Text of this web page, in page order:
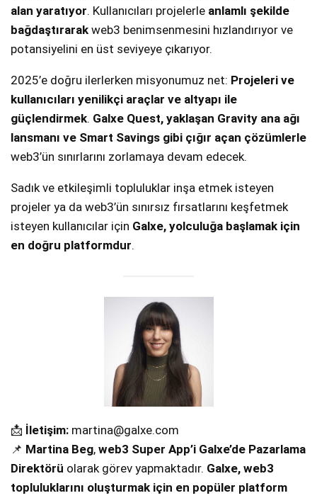
alan yaratıyor. Kullanıcıları projelerle anlamlı şekilde
bağdaştırarak web3 benimsenmesini hızlandırıyor ve
potansiyelini en üst seviyeye çıkarıyor.
2025’e doğru ilerlerken misyonumuz net: Projeleri ve
kullanıcıları yenilikçi araçlar ve altyapı ile
güçlendirmek. Galxe Quest, yaklaşan Gravity ana ağı
lansmanı ve Smart Savings gibi çığır açan çözümlerle
web3’ün sınırlarını zorlamaya devam edecek.
Sadık ve etkileşimli topluluklar inşa etmek isteyen
projeler ya da web3’ün sınırsız fırsatlarını keşfetmek
isteyen kullanıcılar için Galxe, yolculuğa başlamak için
en doğru platformdur.
📩 İletişim: martina@galxe.com
📌 Martina Beg, web3 Super App’i Galxe’de Pazarlama
Direktörü olarak görev yapmaktadır. Galxe, web3
topluluklarını oluşturmak için en popüler platform